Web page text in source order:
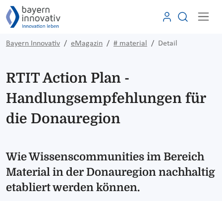
Bayern Innovativ eMagazin # material Detail
RTIT Action Plan -
Handlungsempfehlungen für
die Donauregion
Wie Wissenscommunities im Bereich
Material in der Donauregion nachhaltig
etabliert werden können.